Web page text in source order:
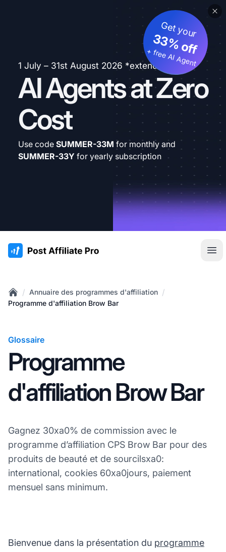
1 July – 31st August 2026 *extended
AI Agents at Zero
Cost
Get your
33% off
+ free AI Agent
Use code SUMMER-33M for monthly and
SUMMER-33Y for yearly subscription
:site.title
Home
/ Annuaire des programmes d'affiliation /
Programme d'affiliation Brow Bar
Glossaire
Programme
d'affiliation Brow Bar
Gagnez 30xa0% de commission avec le
programme d’affiliation CPS Brow Bar pour des
produits de beauté et de sourcilsxa0:
international, cookies 60xa0jours, paiement
mensuel sans minimum.
Bienvenue dans la présentation du programme